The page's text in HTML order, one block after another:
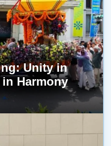
Unity in
Harmony